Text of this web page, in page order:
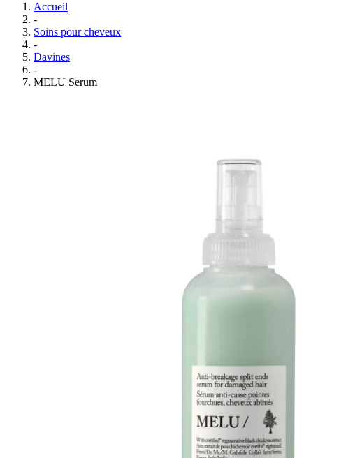
Accueil
-
Soins pour cheveux
-
Davines
-
MELU Serum